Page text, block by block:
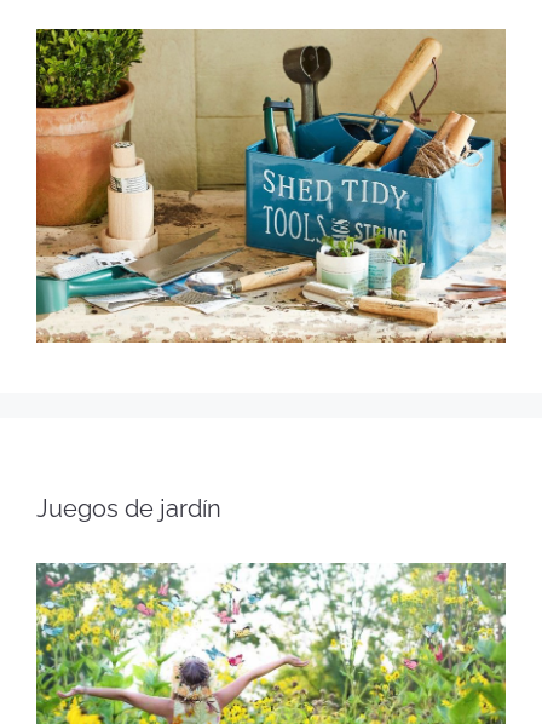
Juegos de jardín